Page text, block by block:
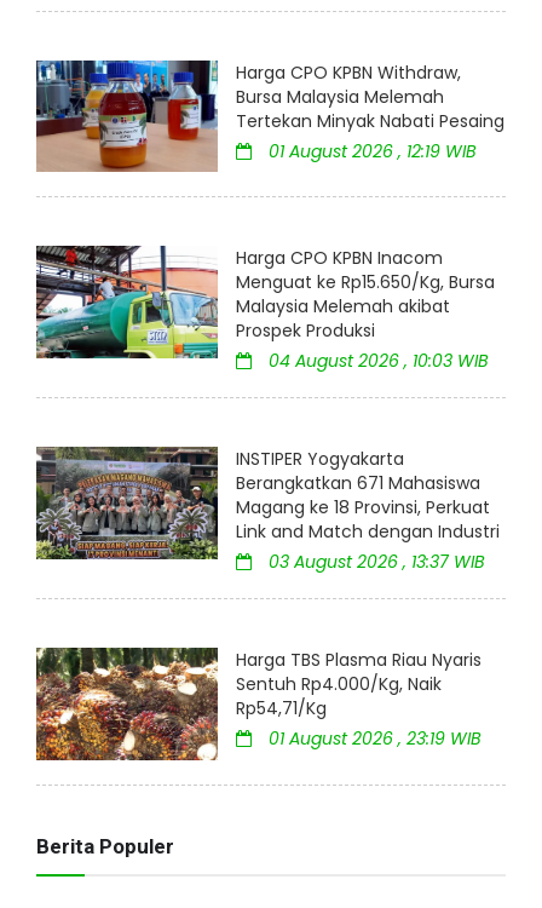
Harga CPO KPBN Withdraw,
Bursa Malaysia Melemah
Tertekan Minyak Nabati Pesaing
01 August 2026 , 12:19 WIB
Harga CPO KPBN Inacom
Menguat ke Rp15.650/Kg, Bursa
Malaysia Melemah akibat
Prospek Produksi
04 August 2026 , 10:03 WIB
INSTIPER Yogyakarta
Berangkatkan 671 Mahasiswa
Magang ke 18 Provinsi, Perkuat
Link and Match dengan Industri
03 August 2026 , 13:37 WIB
Harga TBS Plasma Riau Nyaris
Sentuh Rp4.000/Kg, Naik
Rp54,71/Kg
01 August 2026 , 23:19 WIB
Berita Populer